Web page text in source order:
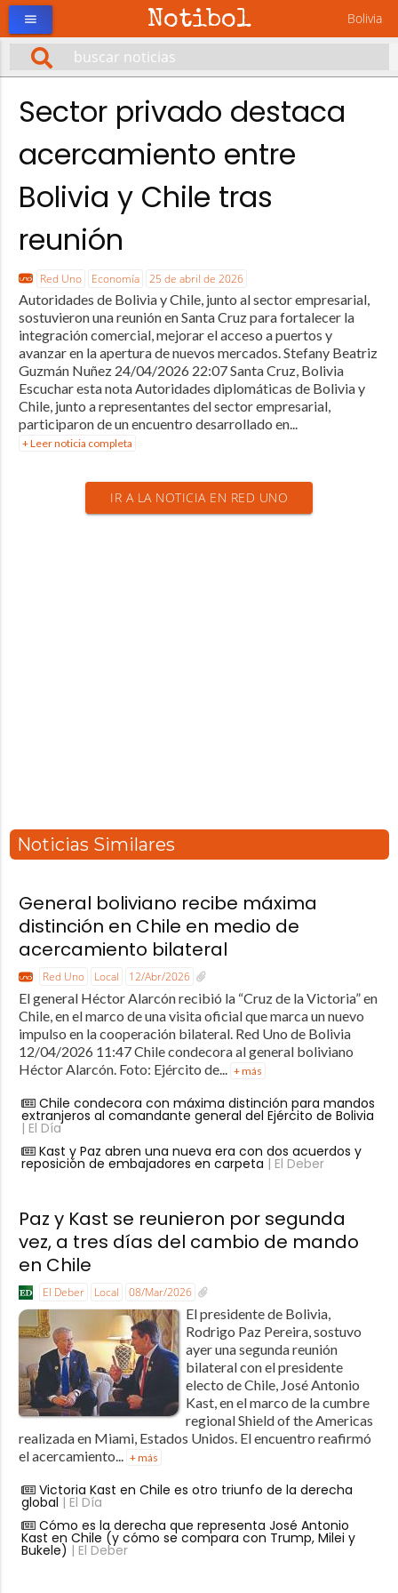
Notibol Bolivia
menu
Sector privado destaca
acercamiento entre
Bolivia y Chile tras
reunión
Red Uno Economía 25 de abril de 2026
Autoridades de Bolivia y Chile, junto al sector empresarial,
sostuvieron una reunión en Santa Cruz para fortalecer la
integración comercial, mejorar el acceso a puertos y
avanzar en la apertura de nuevos mercados. Stefany Beatriz
Guzmán Nuñez 24/04/2026 22:07 Santa Cruz, Bolivia
Escuchar esta nota Autoridades diplomáticas de Bolivia y
Chile, junto a representantes del sector empresarial,
participaron de un encuentro desarrollado en...
+ Leer noticia completa
IR A LA NOTICIA EN RED UNO
Noticias Similares
General boliviano recibe máxima
distinción en Chile en medio de
acercamiento bilateral
Red Uno Local 12/Abr/2026
El general Héctor Alarcón recibió la “Cruz de la Victoria” en
Chile, en el marco de una visita oficial que marca un nuevo
impulso en la cooperación bilateral. Red Uno de Bolivia
12/04/2026 11:47 Chile condecora al general boliviano
Héctor Alarcón. Foto: Ejército de... + más
Chile condecora con máxima distinción para mandos
extranjeros al comandante general del Ejército de Bolivia
| El Día
Kast y Paz abren una nueva era con dos acuerdos y
reposición de embajadores en carpeta | El Deber
Paz y Kast se reunieron por segunda
vez, a tres días del cambio de mando
en Chile
El Deber Local 08/Mar/2026
El presidente de Bolivia,
Rodrigo Paz Pereira, sostuvo
ayer una segunda reunión
bilateral con el presidente
electo de Chile, José Antonio
Kast, en el marco de la cumbre
regional Shield of the Americas
realizada en Miami, Estados Unidos. El encuentro reafirmó
el acercamiento...
+ más
Victoria Kast en Chile es otro triunfo de la derecha
global | El Día
Cómo es la derecha que representa José Antonio
Kast en Chile (y cómo se compara con Trump, Milei y
Bukele) | El Deber